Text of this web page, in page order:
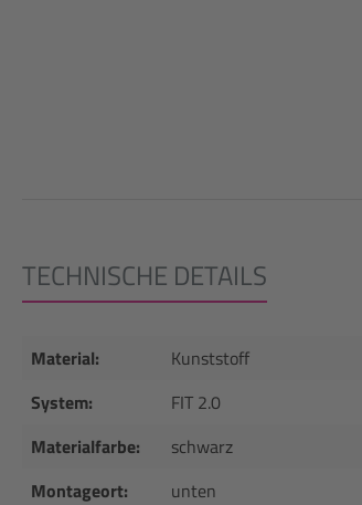
TECHNISCHE DETAILS
Material:
Kunststoff
System:
FIT 2.0
Materialfarbe:
schwarz
Montageort:
unten